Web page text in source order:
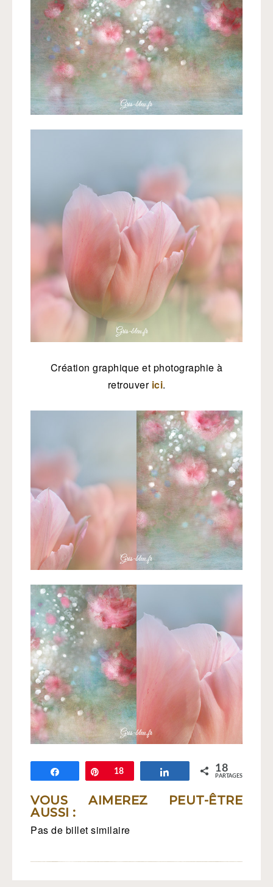
Création graphique et photographie à
retrouver ici.
Partagez Épingle
18 Partagez 18
PARTAGES
VOUS AIMEREZ PEUT-ÊTRE
AUSSI :
Pas de billet similaire